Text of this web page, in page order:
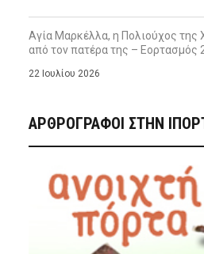
Αγία Μαρκέλλα, η Πολιούχος της
από τον πατέρα της – Εορτασμός
22 Ιουλίου 2026
ΑΡΘΡΟΓΡΑΦΟΙ ΣΤΗΝ